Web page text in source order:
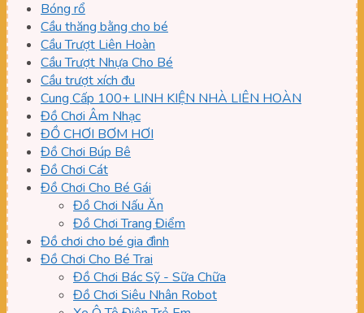
Bóng rổ
Cầu thăng bằng cho bé
Cầu Trượt Liên Hoàn
Cầu Trượt Nhựa Cho Bé
Cầu trượt xích đu
Cung Cấp 100+ LINH KIỆN NHÀ LIÊN HOÀN
Đồ Chơi Âm Nhạc
ĐỒ CHƠI BƠM HƠI
Đồ Chơi Búp Bê
Đồ Chơi Cát
Đồ Chơi Cho Bé Gái
Đồ Chơi Nấu Ăn
Đồ Chơi Trang Điểm
Đồ chơi cho bé gia đình
Đồ Chơi Cho Bé Trai
Đồ Chơi Bác Sỹ - Sữa Chữa
Đồ Chơi Siêu Nhân Robot